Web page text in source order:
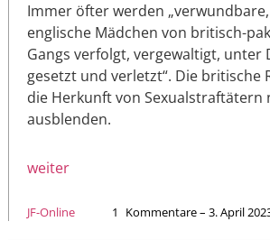
Immer öfter werden
englische Mädchen von britisch-
Gangs verfolgt, vergewaltigt, unter
gesetzt und verletzt“. Die britische
die Herkunft von Sexualstraftätern
ausblenden.
weiter
JF-Online 1 Kommentare – 3. April